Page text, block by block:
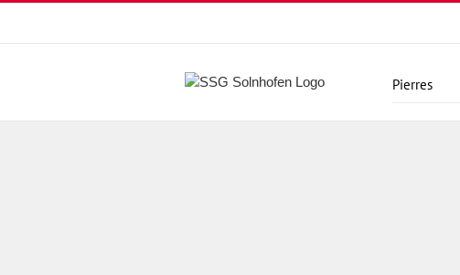
content
Pierres